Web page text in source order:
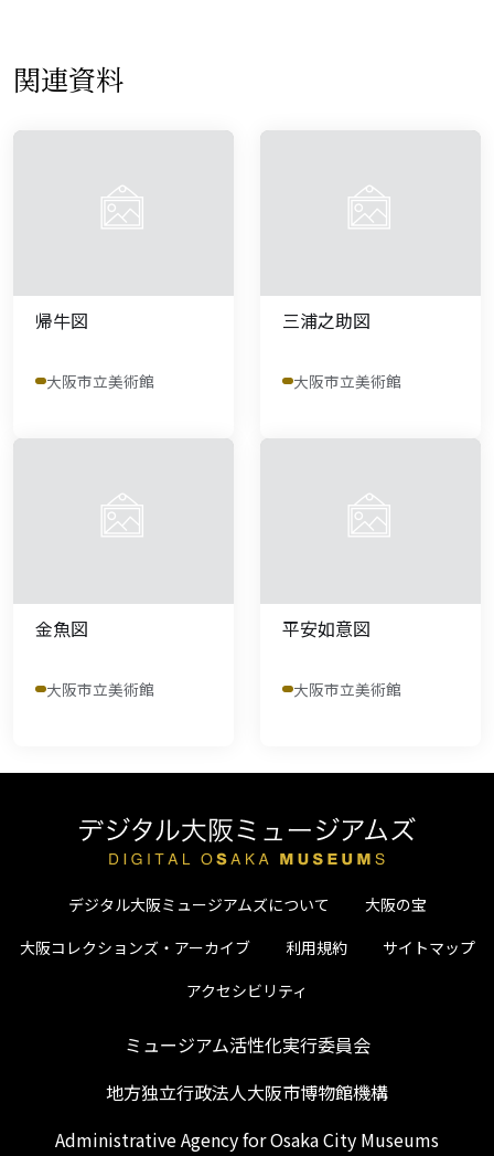
関連資料
帰牛図
大阪市立美術館
三浦之助図
大阪市立美術館
金魚図
大阪市立美術館
平安如意図
大阪市立美術館
デジタル大阪ミュージアムズについて
大阪の宝
大阪コレクションズ・アーカイブ
利用規約
サイトマップ
アクセシビリティ
ミュージアム活性化実行委員会
地方独立行政法人大阪市博物館機構
Administrative Agency for Osaka City Museums